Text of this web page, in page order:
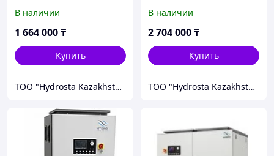
В наличии
1 664 000₸
Купить
TOO "Hydrosta Kazakhstan"
В наличии
2 704 000₸
Купить
TOO "Hydrosta Kazakhstan"